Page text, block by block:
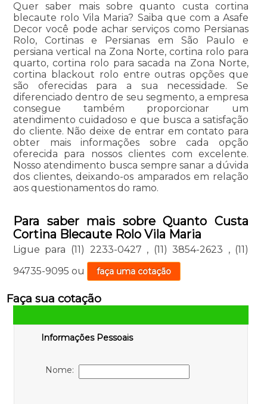
Quer saber mais sobre quanto custa cortina
blecaute rolo Vila Maria? Saiba que com a Asafe
Decor você pode achar serviços como Persianas
Rolo, Cortinas e Persianas em São Paulo e
persiana vertical na Zona Norte, cortina rolo para
quarto, cortina rolo para sacada na Zona Norte,
cortina blackout rolo entre outras opções que
são oferecidas para a sua necessidade. Se
diferenciado dentro de seu segmento, a empresa
consegue também proporcionar um
atendimento cuidadoso e que busca a satisfação
do cliente. Não deixe de entrar em contato para
obter mais informações sobre cada opção
oferecida para nossos clientes com excelente.
Nosso atendimento busca sempre sanar a dúvida
dos clientes, deixando-os amparados em relação
aos questionamentos do ramo.
Para saber mais sobre Quanto Custa
Cortina Blecaute Rolo Vila Maria
Ligue para (11) 2233-0427 , (11) 3854-2623 , (11)
94735-9095 ou faça uma cotação
Faça sua cotação
Informações Pessoais
Nome: